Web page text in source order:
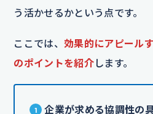
う活かせるかという点です。
ここでは、 効果的にアピール
のポイントを紹介します。
企業が求める協調性の